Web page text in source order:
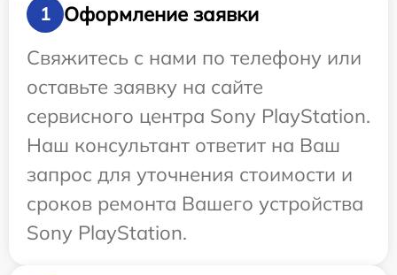
1
Оформление заявки
Свяжитесь с нами по телефону или
оставьте заявку на сайте
сервисного центра Sony PlayStation.
Наш консультант ответит на Ваш
запрос для уточнения стоимости и
сроков ремонта Вашего устройства
Sony PlayStation.